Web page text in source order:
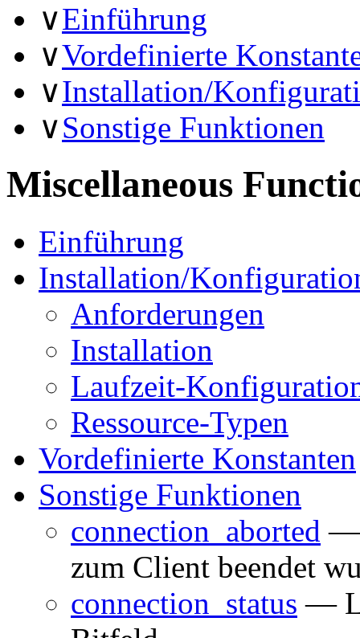
∨Einführung
∨Vordefinierte
∨Installation/
∨Sonstige Funktionen
Miscellaneous
Einführung
Installation/
Anforderungen
Installation
Laufzeit-
Ressource-Typen
Vordefinierte Konstanten
Sonstige Funktionen
connection_aborted —
zum Client beendet
connection_status —